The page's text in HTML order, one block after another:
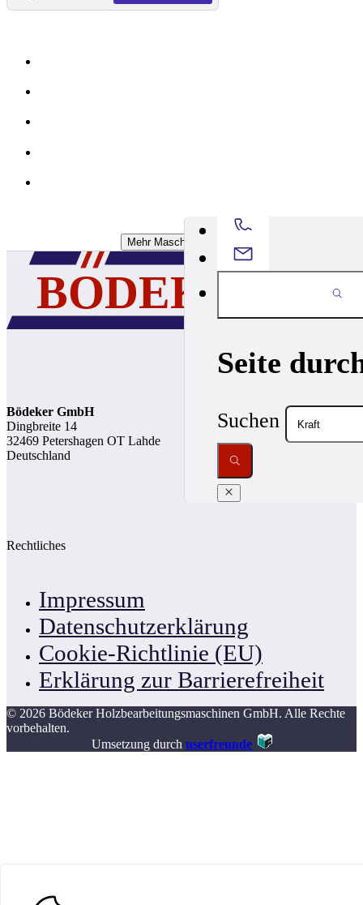
Seite
Suchen
Mehr Maschinen Laden
Bödeker GmbH
Dingbreite 14
32469 Petershagen OT Lahde
Deutschland
Rechtliches
Impressum
Datenschutzerklärung
Cookie-Richtlinie (EU)
Erklärung zur Barrierefreiheit
© 2026 Bödeker Holzbearbeitungsmaschinen GmbH. Alle Rechte
vorbehalten.
Umsetzung durch userfreunde